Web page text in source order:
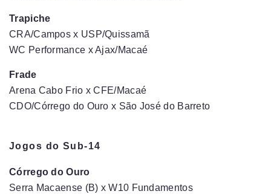
Trapiche
CRA/Campos x USP/Quissamã
WC Performance x Ajax/Macaé
Frade
Arena Cabo Frio x CFE/Macaé
CDO/Córrego do Ouro x São José do Barreto
Jogos do Sub-14
Córrego do Ouro
Serra Macaense (B) x W10 Fundamentos